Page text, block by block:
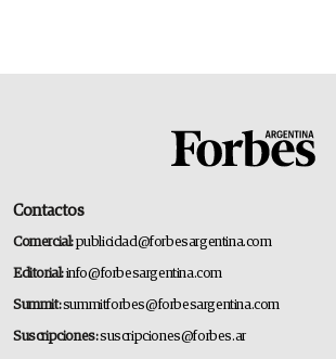
Contactos
Comercial:publicidad@forbesargentina.com
Editorial:info@forbesargentina.com
Summit:summitforbes@forbesargentina.com
Suscripciones:suscripciones@forbes.ar